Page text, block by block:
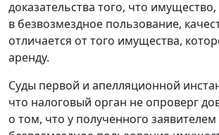
доказательства того, что
в безвозмездное пользование,
отличается от того имущества,
аренду.
Суды первой и апелляционной
что налоговый орган не опроверг
о том, что у полученного заявителем